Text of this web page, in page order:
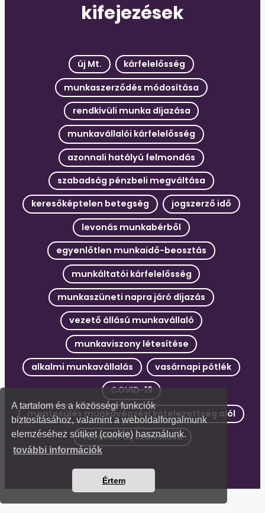
A tartalom és a közösségi funkciók
biztosításához, valamint a weboldalforgalmunk
elemzéséhez sütiket (cookie) használunk.
további információk
Értem
kifejezések
új Mt.
kárfelelősség
munkaszerződés módosítása
rendkívüli munka díjazása
munkavállalói kárfelelősség
azonnali hatályú felmondás
szabadság pénzbeli megváltása
keresőképtelen betegség
jogszerző idő
levonás munkabérből
egyenlőtlen munkaidő-beosztás
munkáltatói kárfelelősség
munkaszüneti napra járó díjazás
vezető állású munkavállaló
munkaviszony létesítése
alkalmi munkavállalás
vasárnapi pótlék
COVID-19
mentesülés munkavégzési kötelezettség alól
távolléti díj számítása